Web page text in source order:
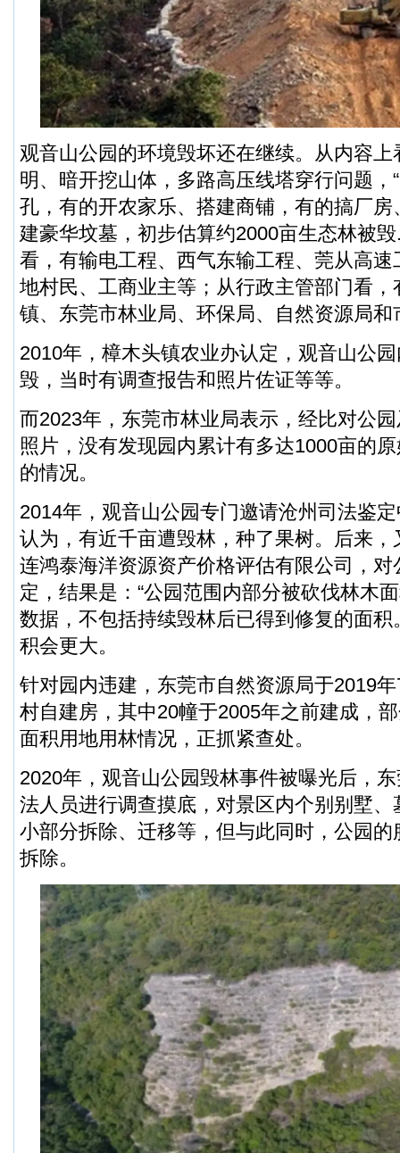
观音山公园的环境毁坏还在继续。从内容
明、暗开挖山体，多路高压线塔穿行问题，
孔，有的开农家乐、搭建商铺，有的搞厂
建豪华坟墓，初步估算约2000亩生态林被
看，有输电工程、西气东输工程、莞从高
地村民、工商业主等；从行政主管部门看
镇、东莞市林业局、环保局、自然资源局和
2010年，樟木头镇农业办认定，观音山公
毁，当时有调查报告和照片佐证等等。
而2023年，东莞市林业局表示，经比对公
照片，没有发现园内累计有多达1000亩的
的情况。
2014年，观音山公园专门邀请沧州司法鉴
认为，有近千亩遭毁林，种了果树。后来
连鸿泰海洋资源资产价格评估有限公司，
定，结果是：“公园范围内部分被砍伐林木
数据，不包括持续毁林后已得到修复的面
积会更大。
针对园内违建，东莞市自然资源局于2019
村自建房，其中20幢于2005年之前建成，
面积用地用林情况，正抓紧查处。
2020年，观音山公园毁林事件被曝光后，
法人员进行调查摸底，对景区内个别别墅
小部分拆除、迁移等，但与此同时，公园
拆除。